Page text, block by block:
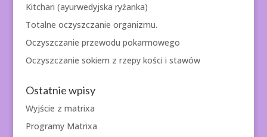
Kitchari (ayurwedyjska ryżanka)
Totalne oczyszczanie organizmu.
Oczyszczanie przewodu pokarmowego
Oczyszczanie sokiem z rzepy kości i stawów
Ostatnie wpisy
Wyjście z matrixa
Programy Matrixa